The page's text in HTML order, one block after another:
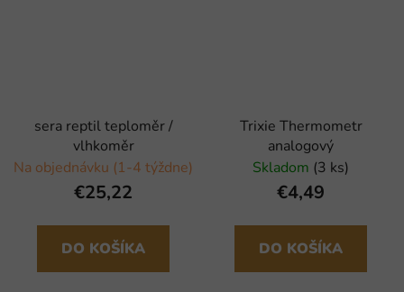
sera reptil teploměr /
vlhkoměr
Na objednávku (1-4 týždne)
€25,22
DO KOŠÍKA
Trixie Thermometr
analogový
Skladom (3 ks)
€4,49
DO KOŠÍKA